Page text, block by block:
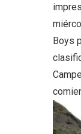
Boys